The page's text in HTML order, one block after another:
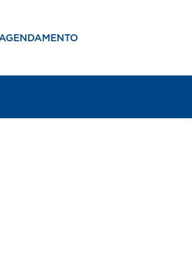
AGENDAMENTO